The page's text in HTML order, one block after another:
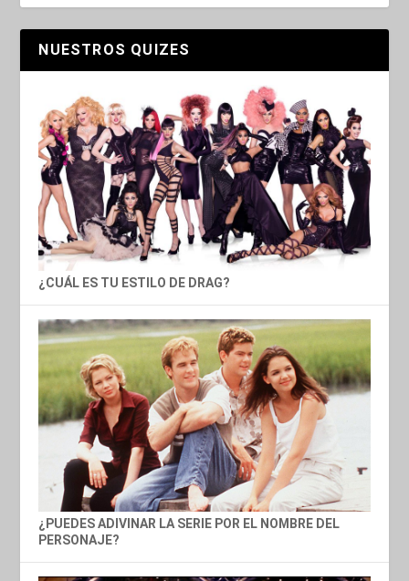
NUESTROS QUIZES
¿CUÁL ES TU ESTILO DE DRAG?
¿PUEDES ADIVINAR LA SERIE POR EL NOMBRE DEL
PERSONAJE?